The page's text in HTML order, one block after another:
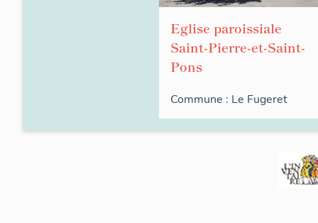
Eglise paroissiale
Saint-Pierre-et-Saint-
Pons
Commune : Le Fugeret